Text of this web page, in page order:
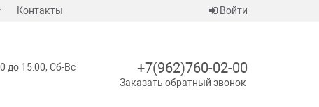
Контакты Войти
до 15:00, Сб-Вс
+7(962)760-02-00
Заказать обратный звонок